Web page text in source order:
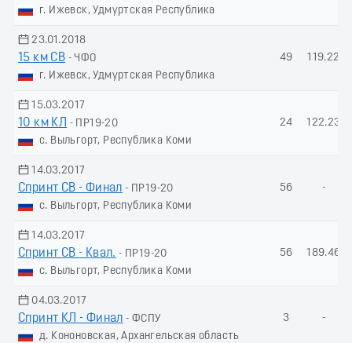
г. Ижевск, Удмуртская Республика
23.01.2018
15 км СВ - ЧФО
г. Ижевск, Удмуртская Республика
49 119.22
15.03.2017
10 км КЛ
- ПР19-20
с. Выльгорт, Республика Коми
24 122.23
14.03.2017
Спринт СВ - Финал - ПР19-20
с. Выльгорт, Республика Коми
56 -
14.03.2017
Спринт СВ - Квал. - ПР19-20
с. Выльгорт, Республика Коми
56 189.46
04.03.2017
Спринт КЛ - Финал - ФСПУ
д. Кононовская, Архангельская область
3 -